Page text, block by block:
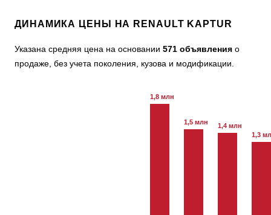
ДИНАМИКА ЦЕНЫ НА RENAULT KAPTUR
Указана средняя цена на основании 571 объявления о
продаже, без учета поколения, кузова и модификации.
1,8 млн
1,5 млн
1,4 млн
1,3